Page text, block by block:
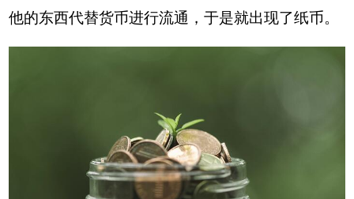
他的东西代替货币进行流通，于是就出现了纸币。